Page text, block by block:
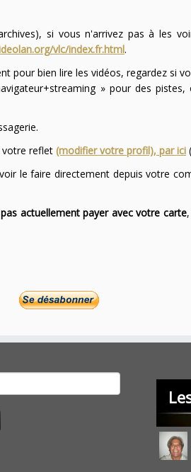
si vous n'arrivez pas à les
vlc/index.fr.html.
pour bien lire les vidéos, regardez si
» pour des
votre reflet (modifier votre profil), par ici
le faire directement depuis votre
actuellement payer avec votre carte